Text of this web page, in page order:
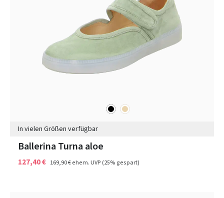
schwarz
beige
In vielen Größen verfügbar
Ballerina Turna aloe
127,40 € 169,90 €ehem. UVP(25% gespart)